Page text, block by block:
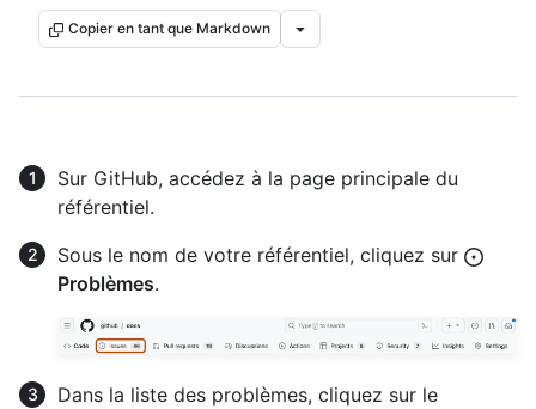
Copier en tant que Markdown
Sur GitHub, accédez à la page principale du
référentiel.
Sous le nom de votre référentiel, cliquez sur
Problèmes.
Dans la liste des problèmes, cliquez sur le